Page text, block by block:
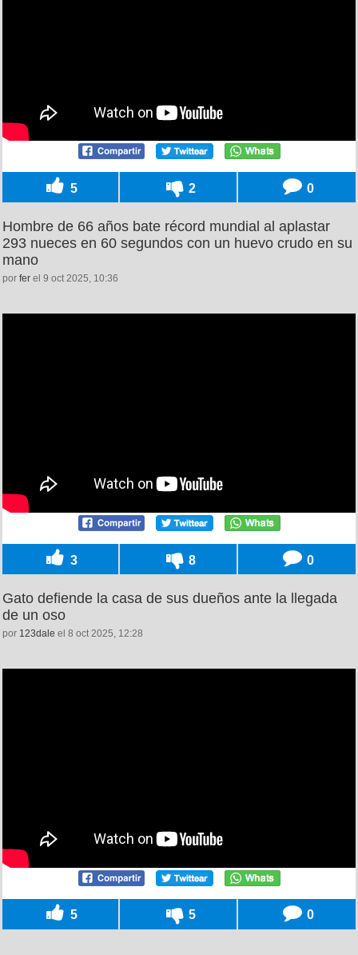
5 2 0
Hombre de 66 años bate récord mundial al aplastar
293 nueces en 60 segundos con un huevo crudo en su
mano
por fer el 9 oct 2025, 10:36
3 8 0
Gato defiende la casa de sus dueños ante la llegada
de un oso
por 123dale el 8 oct 2025, 12:28
5 5 0